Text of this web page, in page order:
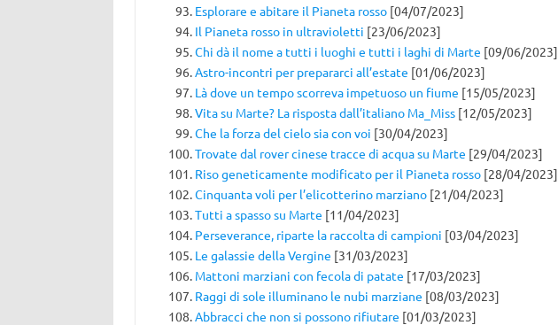
Esplorare e abitare il Pianeta rosso[04/07/2023]
Il Pianeta rosso in ultravioletti [23/06/2023]
Chi dà il nome a tutti i luoghi e tutti i laghi di Marte [09/06/2023]
Astro-incontri per prepararci all’estate [01/06/2023]
Là dove un tempo scorreva impetuoso un fiume [15/05/2023]
Vita su Marte? La risposta dall’italiano Ma_Miss[12/05/2023]
Che la forza del cielo sia con voi [30/04/2023]
Trovate dal rover cinese tracce di acqua su Marte [29/04/2023]
Riso geneticamente modificato per il Pianeta rosso[28/04/2023]
Cinquanta voli per l’elicotterino marziano[21/04/2023]
Tutti a spasso su Marte [11/04/2023]
Perseverance, riparte la raccolta di campioni [03/04/2023]
Le galassie della Vergine [31/03/2023]
Mattoni marziani con fecola di patate [17/03/2023]
Raggi di sole illuminano le nubi marziane [08/03/2023]
Abbracci che non si possono rifiutare [01/03/2023]